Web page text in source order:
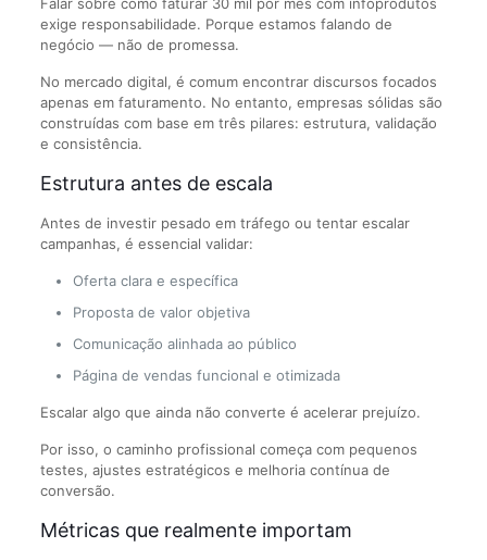
Falar sobre como faturar 30 mil por mês com infoprodutos
exige responsabilidade. Porque estamos falando de
negócio — não de promessa.
No mercado digital, é comum encontrar discursos focados
apenas em faturamento. No entanto, empresas sólidas são
construídas com base em três pilares: estrutura, validação
e consistência.
Estrutura antes de escala
Antes de investir pesado em tráfego ou tentar escalar
campanhas, é essencial validar:
Oferta clara e específica
Proposta de valor objetiva
Comunicação alinhada ao público
Página de vendas funcional e otimizada
Escalar algo que ainda não converte é acelerar prejuízo.
Por isso, o caminho profissional começa com pequenos
testes, ajustes estratégicos e melhoria contínua de
conversão.
Métricas que realmente importam